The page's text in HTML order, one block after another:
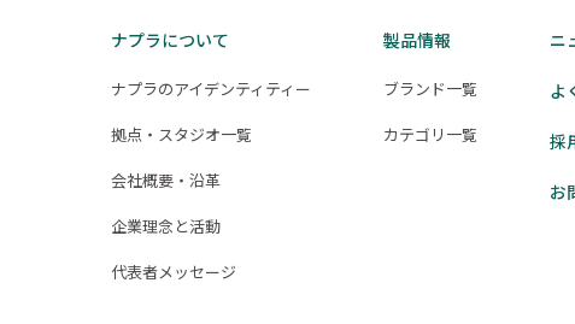
ナプラについて
ナプラのアイデンティティー
拠点・スタジオ一覧
会社概要・沿革
企業理念と活動
代表者メッセージ
製品情報
ブランド一覧
カテゴリ一覧
ニ
よ
採
お